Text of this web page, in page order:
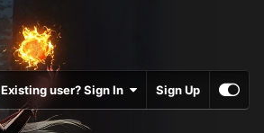
Existing user? Sign In Sign Up